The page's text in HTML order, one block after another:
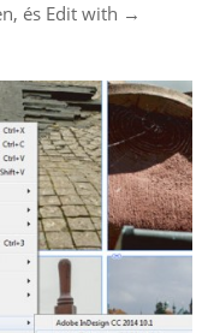
és Edit with →